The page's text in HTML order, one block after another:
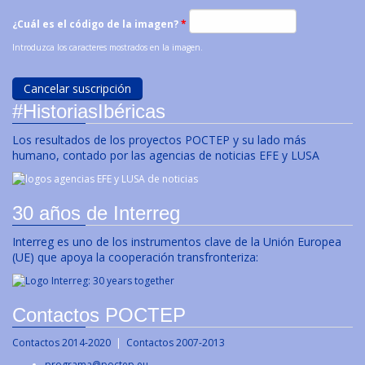
¿Cuál es el código de la imagen?*
Introduzca los caracteres mostrados en la imagen.
#HistoriasIbéricas
Los resultados de los proyectos POCTEP y su lado más
humano, contado por las agencias de noticias EFE y LUSA
30 años de Interreg
Interreg es uno de los instrumentos clave de la Unión Europea
(UE) que apoya la cooperación transfronteriza:
Contactos POCTEP
Contactos 2014-2020 | Contactos 2007-2013